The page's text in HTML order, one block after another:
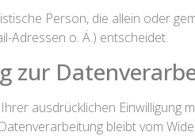
Person, die allein oder
Adressen o. Ä.) entscheidet.
zur
ausdrücklichen Einwilligung
bleibt vom